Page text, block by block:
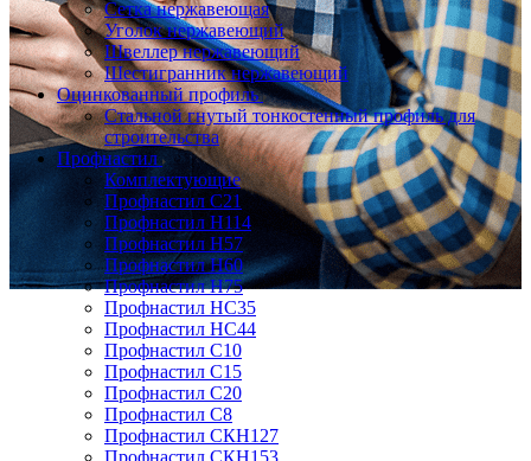
Сетка нержавеющая
Уголок нержавеющий
Швеллер нержавеющий
Шестигранник нержавеющий
Оцинкованный профиль
Стальной гнутый тонкостенный профиль для
строительства
Профнастил
Комплектующие
Профнастил C21
Профнастил Н114
Профнастил Н57
Профнастил Н60
Профнастил Н75
Профнастил НС35
Профнастил НС44
Профнастил С10
Профнастил С15
Профнастил С20
Профнастил С8
Профнастил СКН127
Профнастил СКН153